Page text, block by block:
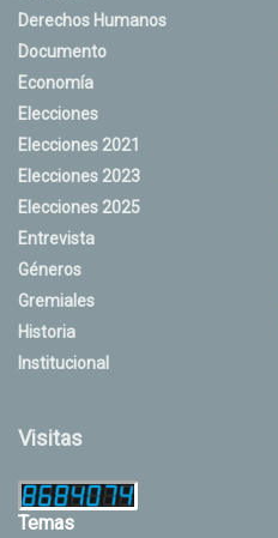
Derechos Humanos
Documento
Economía
Elecciones
Elecciones 2021
Elecciones 2023
Elecciones 2025
Entrevista
Géneros
Gremiales
Historia
Institucional
Visitas
Temas